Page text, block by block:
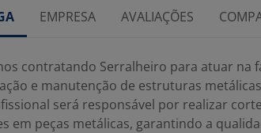
EMPRESA AVALIAÇÕES
contratando Serralheiro para atuar na
e manutenção de estruturas
será responsável por realizar
em peças metálicas, garantindo a